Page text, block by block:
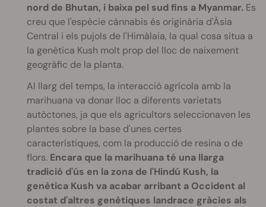
nord de Bhutan, i baixa pel sud fins a Myanmar. Es
creu que l'espècie cànnabis és originària d'Àsia
Central i els pujols de l'Himàlaia, la qual cosa situa a
la genètica Kush molt prop del lloc de naixement
geogràfic de la planta.
Al llarg del temps, la interacció agrícola amb la
marihuana va donar lloc a diferents varietats
autòctones, ja que els agricultors seleccionaven les
plantes sobre la base d'unes certes
característiques, com la producció de resina o de
flors. Encara que la marihuana té una llarga
tradició d'ús en la zona de l'Hindú Kush, la
genètica Kush va acabar arribant a Occident al
costat d'altres genètiques landrace gràcies als